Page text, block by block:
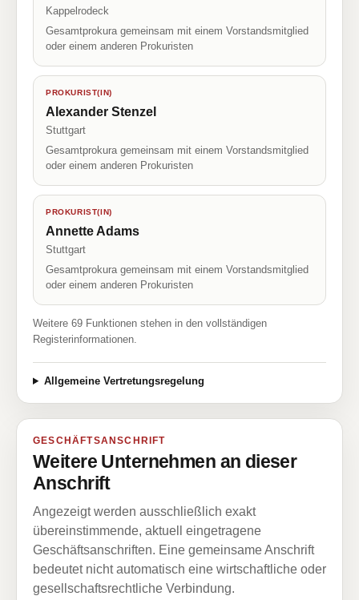
Kappelrodeck
Gesamtprokura gemeinsam mit einem Vorstandsmitglied
oder einem anderen Prokuristen
PROKURIST(IN)
Alexander Stenzel
Stuttgart
Gesamtprokura gemeinsam mit einem Vorstandsmitglied
oder einem anderen Prokuristen
PROKURIST(IN)
Annette Adams
Stuttgart
Gesamtprokura gemeinsam mit einem Vorstandsmitglied
oder einem anderen Prokuristen
Weitere 69 Funktionen stehen in den vollständigen
Registerinformationen.
Allgemeine Vertretungsregelung
GESCHÄFTSANSCHRIFT
Weitere Unternehmen an dieser
Anschrift
Angezeigt werden ausschließlich exakt
übereinstimmende, aktuell eingetragene
Geschäftsanschriften. Eine gemeinsame Anschrift
bedeutet nicht automatisch eine wirtschaftliche oder
gesellschaftsrechtliche Verbindung.